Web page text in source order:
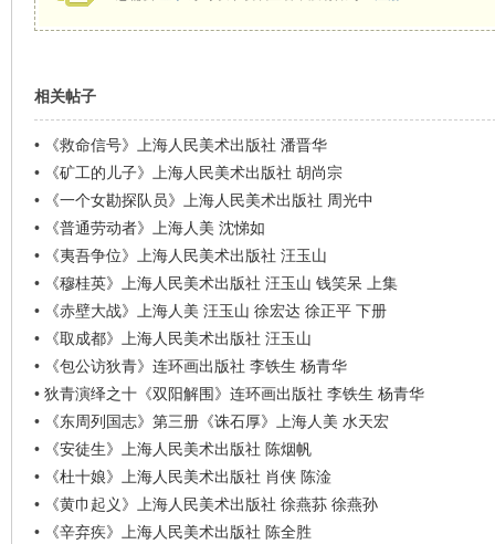
相关帖子
•
《救命信号》上海人民美术出版社 潘晋华
•
《矿工的儿子》上海人民美术出版社 胡尚宗
•
《一个女勘探队员》上海人民美术出版社 周光中
•
《普通劳动者》上海人美 沈悌如
•
《夷吾争位》上海人民美术出版社 汪玉山
•
《穆桂英》上海人民美术出版社 汪玉山 钱笑呆 上集
•
《赤壁大战》上海人美 汪玉山 徐宏达 徐正平 下册
•
《取成都》上海人民美术出版社 汪玉山
•
《包公访狄青》连环画出版社 李铁生 杨青华
• 狄青演绎之十《双阳解围》连环画出版社 李铁生 杨青华
•
《东周列国志》第三册《诛石厚》上海人美 水天宏
•
《安徒生》上海人民美术出版社 陈烟帆
•
《杜十娘》上海人民美术出版社 肖侠 陈淦
•
《黄巾起义》上海人民美术出版社 徐燕荪 徐燕孙
•
《辛弃疾》上海人民美术出版社 陈全胜